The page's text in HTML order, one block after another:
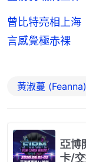
曾比特亮相上
言感覺極赤裸
黃淑蔓 (Feanna)